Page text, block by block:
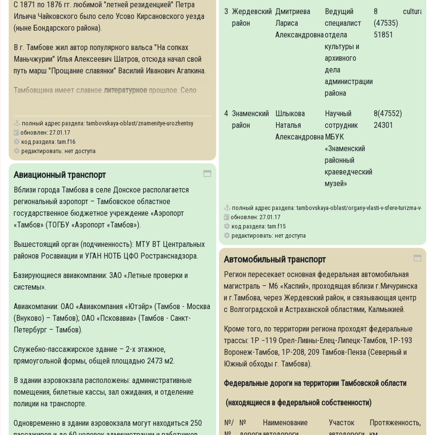
3 Жердевский
район
Дмитриева
Лариса
Александровна
Ведущий
специалист
отдела
культуры и
архивного
дела
администрации
района
8
(47535)
51851
4 Знаменский
район
Шлыкова
Наталья
Александровна
Научный
сотрудник
МБУК
«Знаменский
районный
краеведческий
музей»
8(47552)
24301
полный адрес раздела:tambovskaya-oblast/organy-vlasti-v-sfere-turizma-v-
обновлен: 27.01.17
код раздела: tam.f15
редактировать: нет доступа
С 1871 по 1876 гг. любимой "летней резиденцией" Петра
Ильича Чайковского было село Усово Кирсановского уезда
(ныне Бондарского района).
В г. Тамбове жил автор популярного вальса "На сопках
Маньчжурии" Илья Алексеевич Шатров, отсюда начал свой
путь марш "Прощание славянки" Василий Иванович Агапкина.
Тамбовщина имеет славное литературное прошлое. Село
полный адрес раздела:tambovskaya-oblast/znamenitye-urozhentsy
обновлен: 27.01.17
код раздела: tam.f16
редактировать: нет доступа
Авиационный транспорт
Вблизи города Тамбова в селе Донское располагается
региональный аэропорт – Тамбовское областное
государственное бюджетное учреждение «Аэропорт
«Тамбов» (ТОГБУ «Аэропорт «Тамбов»).
Вышестоящий орган (подчиненность): МТУ ВТ Центральных
районов Росавиации и УГАН НОТБ ЦФО Ространснадзора.
Базирующиеся авиакомпании: ЗАО «Летные проверки и
системы».
Авиакомпании: ОАО «Авиакомпания «Ютэйр» (Тамбов - Москва
(Внуково) – Тамбов); ОАО «Псковавиа» (Тамбов - Санкт-
Петербург – Тамбов).
Служебно-пассажирское здание – 2-х этажное,
прямоугольной формы, общей площадью 2473 м2.
В здании аэровокзала расположены: административные
помещения, билетные кассы, зал ожидания, и отделение
полиции на транспорте.
Одновременно в здании аэровокзала могут находиться 250
Автомобильный транспорт
Регион пересекает основная федеральная автомобильная
магистраль – М6 «Каспий», проходящая вблизи г.Мичуринска
и г.Тамбова, через Жердевский район, и связывающая центр
с Волгоградской и Астраханской областями, Калмыкией.
Кроме того, по территории региона проходят федеральные
трассы: 1Р −119 Орел-Ливны-Елец-Липецк-Тамбов, 1Р-193
Воронеж-Тамбов, 1Р-208, 209 Тамбов-Пенза (Северный и
Южный обходы г. Тамбова).
Федеральные дороги на территории Тамбовской области
(находящиеся в федеральной собственности)
№/
№
Наименование
Участок
Протяженность,